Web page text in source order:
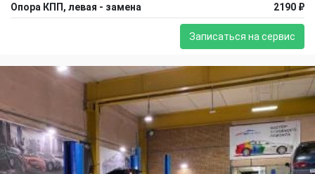
Опора КПП, левая - замена 2190 ₽
Записаться на сервис